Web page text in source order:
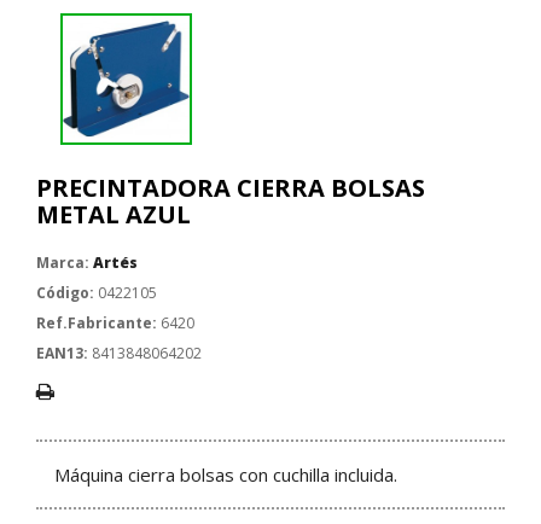
PRECINTADORA CIERRA BOLSAS
METAL AZUL
Marca: Artés
Código: 0422105
Ref.Fabricante: 6420
EAN13: 8413848064202
Máquina cierra bolsas con cuchilla incluida.